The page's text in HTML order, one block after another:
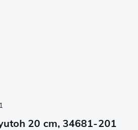
20 cm, 34681-201